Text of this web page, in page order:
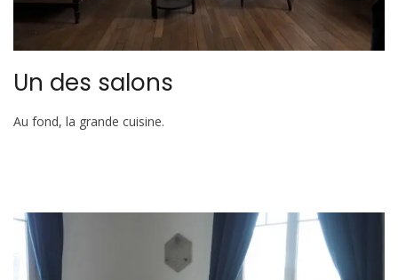
Un des salons
Au fond, la grande cuisine.